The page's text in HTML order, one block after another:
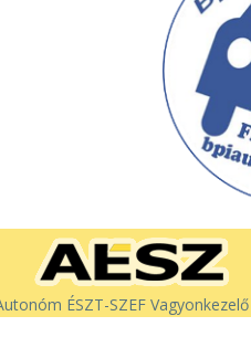
ÉSZT-SZEF